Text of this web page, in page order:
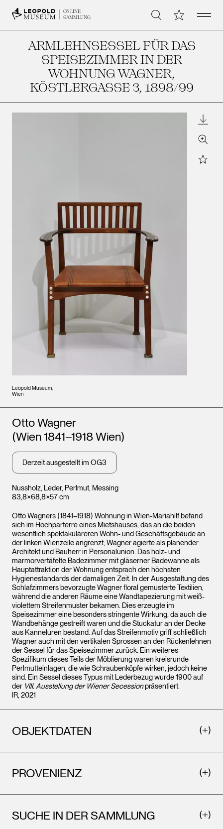
ONLINE
SAMMLUNG
Suche Meine Open
ARMLEHNSESSEL FÜR DAS
SPEISEZIMMER IN DER
WOHNUNG WAGNER,
KÖSTLERGASSE 3, 1898/99
Leopold Museum,
Wien
Zoom
Star
Nussholz, Leder, Perlmut, Messing
83,8×68,8×57 cm
Künstler*innen
Otto Wagner
(Wien 1841–1918 Wien)
Derzeit ausgestellt im OG3
Otto Wagners (1841–1918) Wohnung in Wien-Mariahilf befand
sich im Hochparterre eines Mietshauses, das an die beiden
wesentlich spektakuläreren Wohn- und Geschäftsgebäude an
der linken Wienzeile angrenzt; Wagner agierte als planender
Architekt und Bauherr in Personalunion. Das holz- und
marmorvertäfelte Badezimmer mit gläserner Badewanne als
Hauptattraktion der Wohnung entsprach den höchsten
Hygienestandards der damaligen Zeit. In der Ausgestaltung des
Schlafzimmers bevorzugte Wagner floral gemusterte Textilien,
während die anderen Räume eine Wandtapezierung mit weiß-
violettem Streifenmuster bekamen. Dies erzeugte im
Speisezimmer eine besonders stringente Wirkung, da auch die
Wandbehänge gestreift waren und die Stuckatur an der Decke
aus Kanneluren bestand. Auf das Streifenmotiv griff schließlich
Wagner auch mit den vertikalen Sprossen an den Rückenlehnen
der Sessel für das Speisezimmer zurück. Ein weiteres
Spezifikum dieses Teils der Möblierung waren kreisrunde
Perlmutteinlagen, die wie Schraubenköpfe wirken, jedoch keine
sind. Ein Sessel dieses Typus mit Lederbezug wurde 1900 auf
der VIII. Ausstellung der Wiener Secessionpräsentiert.
IR, 2021
OBJEKTDATEN
PROVENIENZ
SUCHE IN DER SAMMLUNG